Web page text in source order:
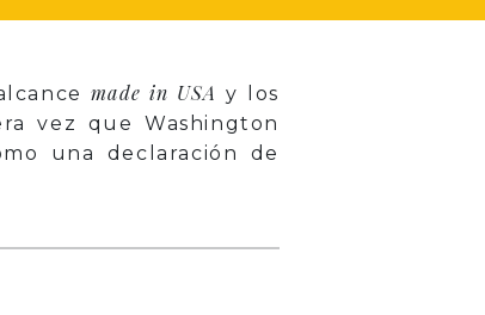
made in USA y los
vez que Washington
una declaración de